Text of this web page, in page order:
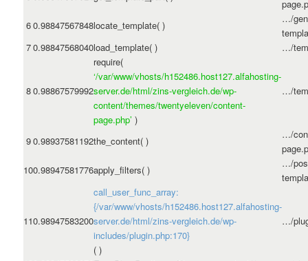
60.98847567848locate_template( )
…/
70.98847568040load_template( ) …/
80.98867579992
require(
‘/var/www/vhosts/h152486.host127.alfahosting-
server.de/html/zins-vergleich.de/wp-
content/themes/twentyeleven/content-
page.php’ )
…/
90.98937581192the_content( )
…/
100.98947581776apply_filters( )
…/
110.98947583200
call_user_func_array:
{/var/www/vhosts/h152486.host127.alfahosting-
server.de/html/zins-vergleich.de/wp-
includes/plugin.php:170}
( )
…/